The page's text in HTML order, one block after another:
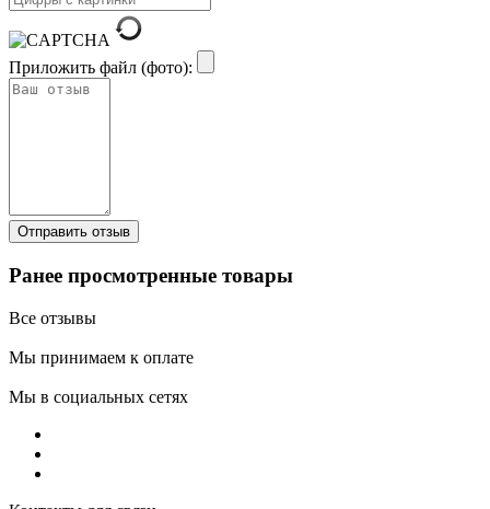
Приложить файл (фото):
Ранее просмотренные товары
Все отзывы
Мы принимаем к оплате
Мы в социальных сетях